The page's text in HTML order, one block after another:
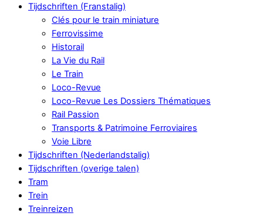
Tijdschriften (Franstalig)
Clés pour le train miniature
Ferrovissime
Historail
La Vie du Rail
Le Train
Loco-Revue
Loco-Revue Les Dossiers Thématiques
Rail Passion
Transports & Patrimoine Ferroviaires
Voie Libre
Tijdschriften (Nederlandstalig)
Tijdschriften (overige talen)
Tram
Trein
Treinreizen